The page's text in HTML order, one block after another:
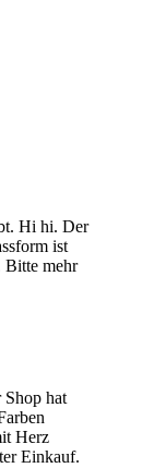
Hi hi. Der
ist
Bitte mehr
Shop hat
Herz
Einkauf.